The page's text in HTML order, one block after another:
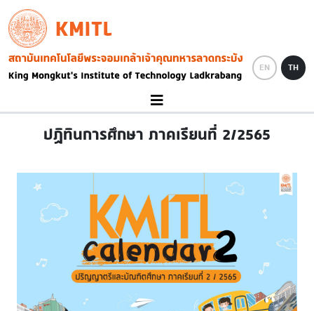
Skip to main content
KMITL
Image
EN TH
ปฏิทินการศึกษา ภาคเรียนที่ 2/2565